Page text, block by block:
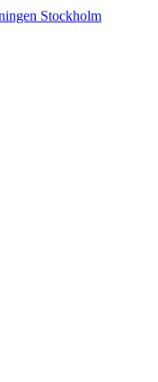
Stockholm